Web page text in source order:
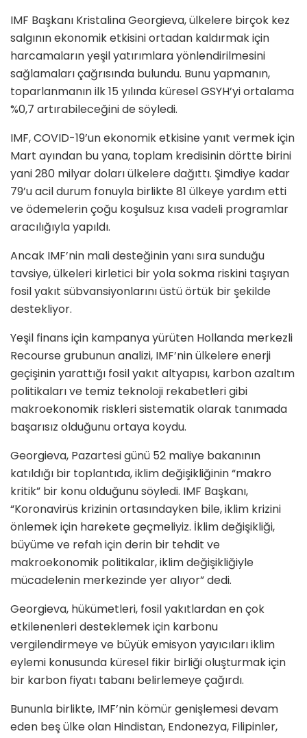
IMF Başkanı Kristalina Georgieva, ülkelere birçok kez
salgının ekonomik etkisini ortadan kaldırmak için
harcamaların yeşil yatırımlara yönlendirilmesini
sağlamaları çağrısında bulundu. Bunu yapmanın,
toparlanmanın ilk 15 yılında küresel GSYH’yi ortalama
%0,7 artırabileceğini de söyledi.
IMF, COVID-19’un ekonomik etkisine yanıt vermek için
Mart ayından bu yana, toplam kredisinin dörtte birini
yani 280 milyar doları ülkelere dağıttı. Şimdiye kadar
79’u acil durum fonuyla birlikte 81 ülkeye yardım etti
ve ödemelerin çoğu koşulsuz kısa vadeli programlar
aracılığıyla yapıldı.
Ancak IMF’nin mali desteğinin yanı sıra sunduğu
tavsiye, ülkeleri kirletici bir yola sokma riskini taşıyan
fosil yakıt sübvansiyonlarını üstü örtük bir şekilde
destekliyor.
Yeşil finans için kampanya yürüten Hollanda merkezli
Recourse grubunun analizi, IMF’nin ülkelere enerji
geçişinin yarattığı fosil yakıt altyapısı, karbon azaltım
politikaları ve temiz teknoloji rekabetleri gibi
makroekonomik riskleri sistematik olarak tanımada
başarısız olduğunu ortaya koydu.
Georgieva, Pazartesi günü 52 maliye bakanının
katıldığı bir toplantıda, iklim değişikliğinin “makro
kritik” bir konu olduğunu söyledi. IMF Başkanı,
“Koronavirüs krizinin ortasındayken bile, iklim krizini
önlemek için harekete geçmeliyiz. İklim değişikliği,
büyüme ve refah için derin bir tehdit ve
makroekonomik politikalar, iklim değişikliğiyle
mücadelenin merkezinde yer alıyor” dedi.
Georgieva, hükümetleri, fosil yakıtlardan en çok
etkilenenleri desteklemek için karbonu
vergilendirmeye ve büyük emisyon yayıcıları iklim
eylemi konusunda küresel fikir birliği oluşturmak için
bir karbon fiyatı tabanı belirlemeye çağırdı.
Bununla birlikte, IMF’nin kömür genişlemesi devam
eden beş ülke olan Hindistan, Endonezya, Filipinler,